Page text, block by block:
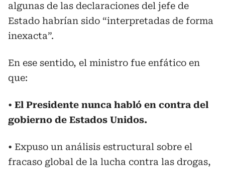
algunas de las declaraciones del jefe de
Estado habrían sido “interpretadas de forma
inexacta”.
En ese sentido, el ministro fue enfático en
que:
• El Presidente nunca habló en contra del
gobierno de Estados Unidos.
• Expuso un análisis estructural sobre el
fracaso global de la lucha contra las drogas,